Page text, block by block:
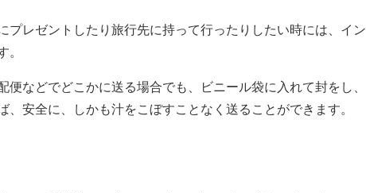
プレゼントしたり旅行先に持って行ったりしたい時には、イン
。
などでどこかに送る場合でも、ビニール袋に入れて封をし、
安全に、しかも汁をこぼすことなく送ることができます。